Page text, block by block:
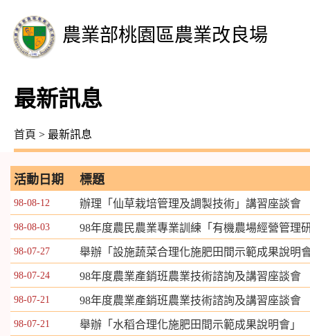
農業部桃園區農業改良場
最新訊息
首頁 > 最新訊息
活動日期 標題
98-08-12 辦理「仙草栽培管理及調製技術」講習座談會
98-08-03 98年度農民農業專業訓練「有機農場經營管理
98-07-27 舉辦「設施蔬菜合理化施肥田間示範成果說明
98-07-24 98年度農業產銷班農業技術諮詢及講習座談會
98-07-21 98年度農業產銷班農業技術諮詢及講習座談會
98-07-21 舉辦「水稻合理化施肥田間示範成果說明會」